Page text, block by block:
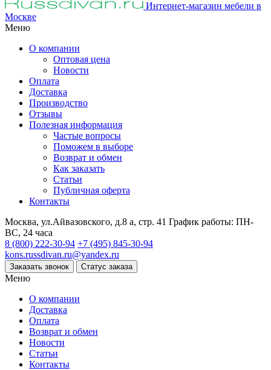
Интернет-магазин мебели в
Москве
Меню
О компании
Оптовая цена
Новости
Оплата
Доставка
Производство
Отзывы
Полезная информация
Частые вопросы
Поможем в выборе
Возврат и обмен
Как заказать
Статьи
Публичная оферта
Контакты
Москва, ул.Айвазовского, д.8 а, стр. 41 График работы: ПН-
ВС, 24 часа
8 (800) 222-30-94 +7 (495) 845-30-94
kons.russdivan.ru@yandex.ru
Заказать звонок Статус заказа
Меню
О компании
Доставка
Оплата
Возврат и обмен
Новости
Статьи
Контакты